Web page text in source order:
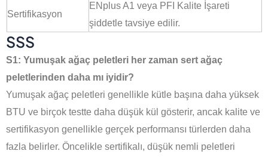
Sertifikasyon
ENplus A1 veya PFI Kalite İşareti
şiddetle tavsiye edilir.
SSS
S1: Yumuşak ağaç peletleri her zaman sert ağaç
peletlerinden daha mı iyidir?
Yumuşak ağaç peletleri genellikle kütle başına daha yüksek
BTU ve birçok testte daha düşük kül gösterir, ancak kalite ve
sertifikasyon genellikle gerçek performansı türlerden daha
fazla belirler. Öncelikle sertifikalı, düşük nemli peletleri